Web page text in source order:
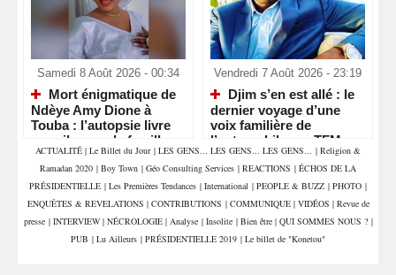
Samedi 8 Août 2026 - 00:34
Mort énigmatique de
Ndèye Amy Dione à
Touba : l’autopsie livre
ses silences, la famille
attend la vérité
Vendredi 7 Août 2026 - 23:19
Djim s’en est allé : le
dernier voyage d’une
voix familière de
l’automobile sur TFM
ACTUALITÉ | Le Billet du Jour | LES GENS... LES GENS... LES GENS... | Religion &
Ramadan 2020 | Boy Town | Géo Consulting Services | REACTIONS | ÉCHOS DE LA
PRÉSIDENTIELLE | Les Premières Tendances | International | PEOPLE & BUZZ | PHOTO |
ENQUÊTES & REVELATIONS | CONTRIBUTIONS | COMMUNIQUE | VIDÉOS | Revue de
presse | INTERVIEW | NÉCROLOGIE | Analyse | Insolite | Bien être | QUI SOMMES NOUS ? |
PUB | Lu Ailleurs | PRÉSIDENTIELLE 2019 | Le billet de "Konetou"